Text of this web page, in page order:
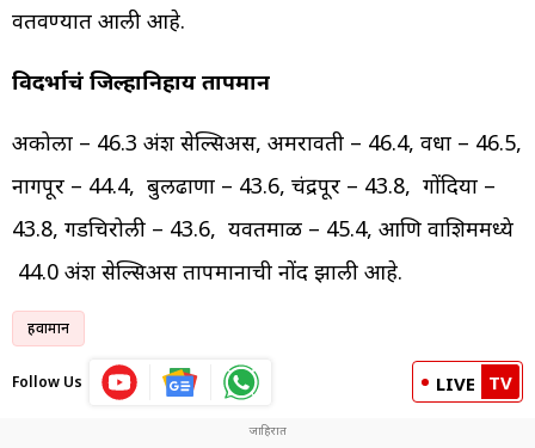
वर्तवण्यात आली आहे.
विदर्भाचं जिल्हानिहाय तापमान
अकोला – 46.3 अंश सेल्सिअस, अमरावती – 46.4, वर्धा – 46.5,
नागपूर – 44.4, बुलढाणा – 43.6, चंद्रपूर – 43.8, गोंदिया –
43.8, गडचिरोली – 43.6, यवतमाळ – 45.4, आणि वाशिममध्ये
44.0 अंश सेल्सिअस तापमानाची नोंद झाली आहे.
हवामान
Follow Us LIVE TV